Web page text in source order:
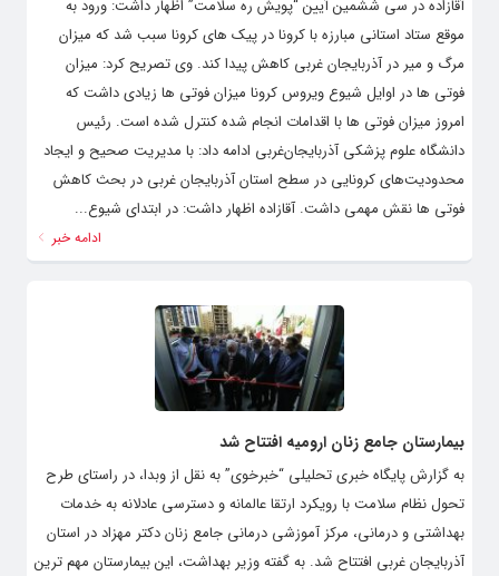
آقازاده در سی ششمین آیین “پویش ره سلامت” اظهار داشت: ورود به
موقع ستاد استانی مبارزه با کرونا در پیک های کرونا سبب شد که میزان
مرگ و میر در آذربایجان غربی کاهش پیدا کند. وی تصریح کرد: میزان
فوتی ها در اوایل شیوع ویروس کرونا میزان فوتی ها زیادی داشت که
امروز میزان فوتی ها با اقدامات انجام شده کنترل شده است. رئیس
دانشگاه علوم پزشکی آذربایجان‌غربی ادامه داد: با مدیریت صحیح و ایجاد
محدودیت‌های کرونایی در سطح استان آذربایجان غربی در بحث کاهش
فوتی ها نقش مهمی داشت. آقازاده اظهار داشت: در ابتدای شیوع...
ادامه خبر
بیمارستان جامع زنان ارومیه افتتاح شد
به گزارش پایگاه خبری تحلیلی “خبرخوی” به نقل از وبدا، در راستای طرح
تحول نظام سلامت با رویکرد ارتقا عالمانه و دسترسی عادلانه به خدمات
بهداشتی و درمانی، مرکز آموزشی درمانی جامع زنان دکتر مهزاد در استان
آذربایجان غربی افتتاح شد. به گفته وزیر بهداشت، این بیمارستان مهم ترین